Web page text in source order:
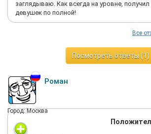
заглядываю. Как всегда на уровне,
девушек по полной!
Все
Посмотреть ответы (1)
Роман
Город: Москва